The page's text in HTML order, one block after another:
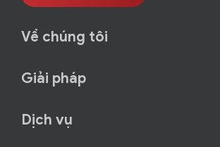
Về chúng tôi
Giải pháp
Dịch vụ